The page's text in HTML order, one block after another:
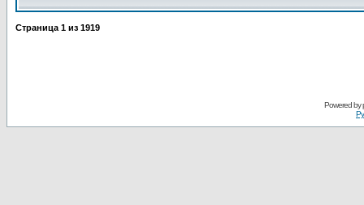
Страница 1 из 1919
Powered by